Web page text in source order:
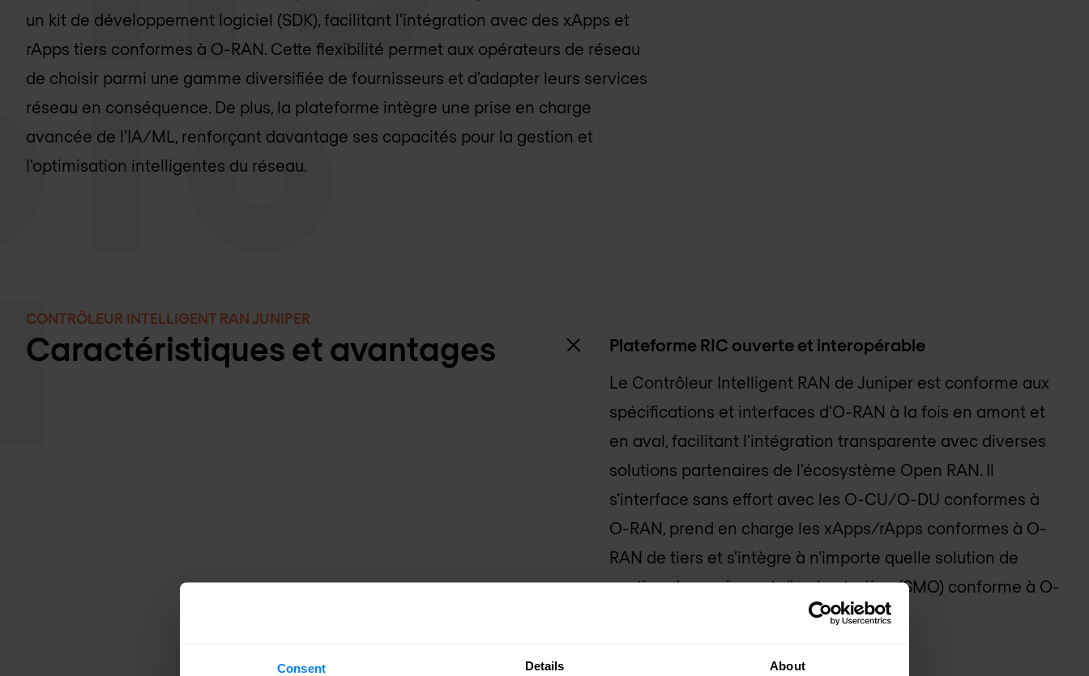
Consent Details About
un kit de développement logiciel (SDK), facilitant l'intégration avec des xApps et
rApps tiers conformes à O-RAN. Cette flexibilité permet aux opérateurs de réseau
de choisir parmi une gamme diversifiée de fournisseurs et d'adapter leurs services
réseau en conséquence. De plus, la plateforme intègre une prise en charge
avancée de l'IA/ML, renforçant davantage ses capacités pour la gestion et
l'optimisation intelligentes du réseau.
CONTRÔLEUR INTELLIGENT RAN JUNIPER
Caractéristiques et avantages Plateforme RIC ouverte et interopérable
Le Contrôleur Intelligent RAN de Juniper est conforme aux
spécifications et interfaces d'O-RAN à la fois en amont et
en aval, facilitant l'intégration transparente avec diverses
solutions partenaires de l'écosystème Open RAN. Il
s'interface sans effort avec les O-CU/O-DU conformes à
O-RAN, prend en charge les xApps/rApps conformes à O-
RAN de tiers et s'intègre à n'importe quelle solution de
gestion de services et d'orchestration (SMO) conforme à O-